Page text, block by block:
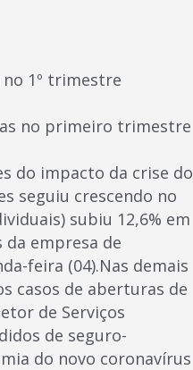
1º trimestre
no primeiro trimestre
do impacto da crise do
seguiu crescendo no
subiu 12,6% em
empresa de
feira (04).Nas demais
casos de aberturas de
de Serviços
de seguro-
do novo coronavírus